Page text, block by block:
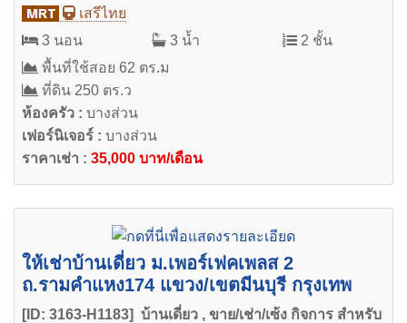
เสรีไทย
3 นอน
3 น้ำ
2 ชั้น
พื้นที่ใช้สอย 62 ตร.ม
ที่ดิน 250 ตร.ว
ห้องครัว : บางส่วน
เฟอร์นิเจอร์ : บางส่วน
ราคาเช่า : 35,000 บาท/เดือน
ให้เช่าบ้านเดี่ยว ม.เพอร์เฟคเพลส 2
ถ.รามคำแหง174 แขวง/เขตมีนบุรี กรุงเทพ
[ID: 3163-H1183] บ้านเดี่ยว , ขาย/เช่า/เซ้ง กิจการ สำหรับ